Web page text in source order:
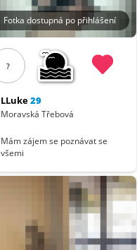
Fotka dostupná po přihlášení
?
LLuke29
Moravská Třebová
Mám zájem se poznávat se
všemi